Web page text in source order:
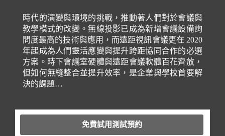
時代的演變與環境的挑戰，推動著人們對於會議與
教學模式的改變。無線投影已成為新增會議設備詢
問度最高的技術與應用，而遠距視訊會議更在 2020
年起成為人們靈活應變與提升跨距協同合作的必選
方案。時下會議室硬體與遠距會議軟體百花齊放，
但如何無縫整合並提升效率，是企業與學校首要解
決的課題…
免費試用測試預約